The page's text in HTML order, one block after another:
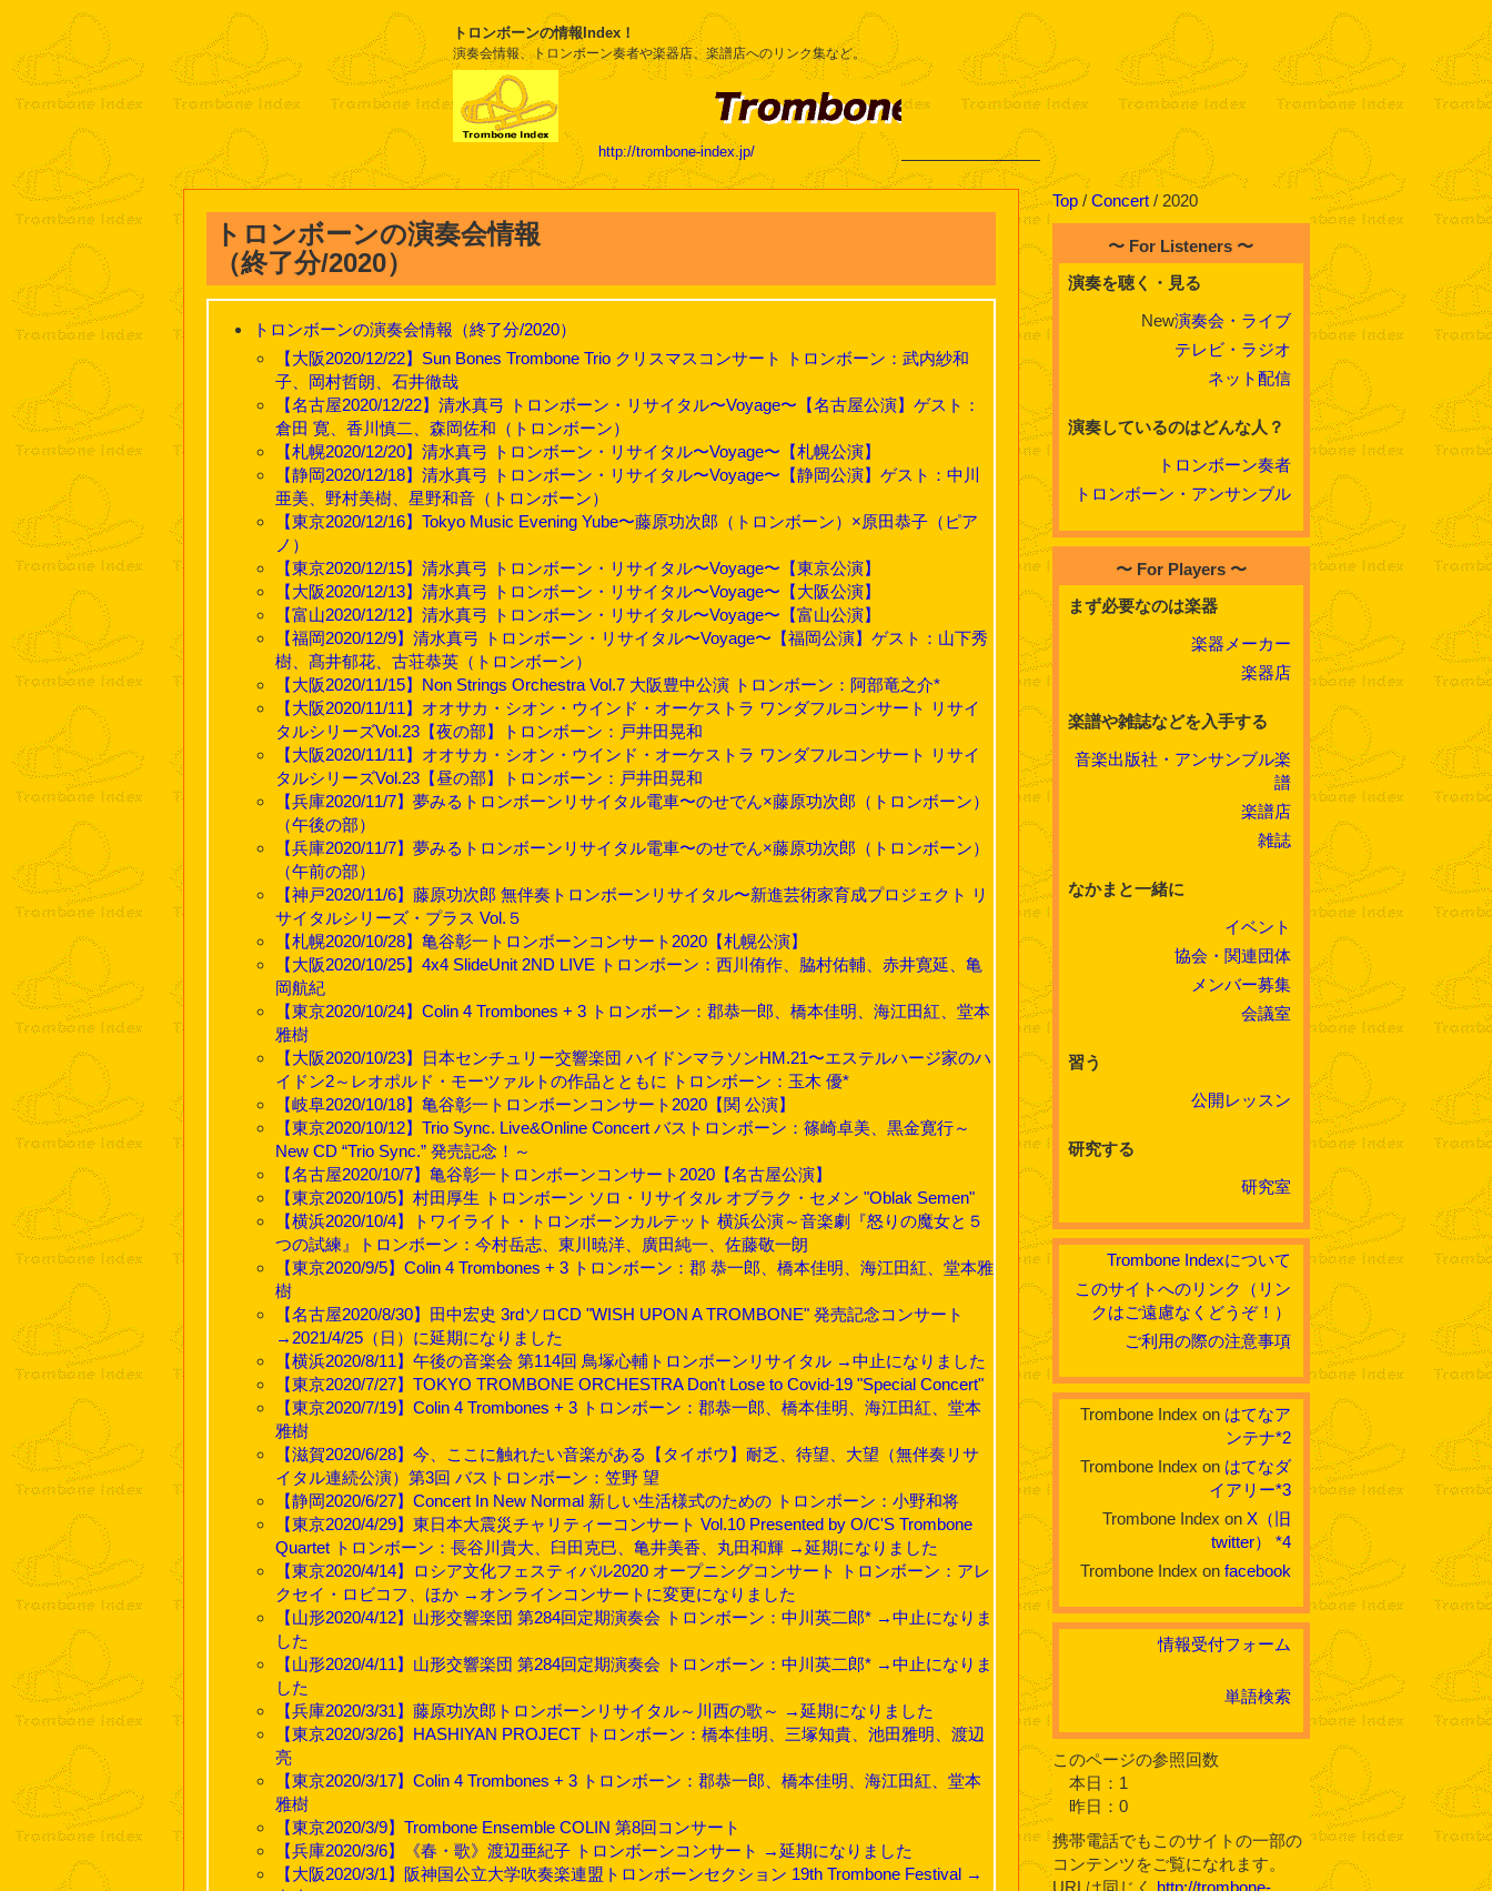
トロンボーンの情報Index！
演奏会情報、トロンボーン奏者や楽器店、楽譜店へのリンク集など。
http://trombone-index.jp/
トロンボーンの演奏会情報
（終了分/2020）
トロンボーンの演奏会情報（終了分/2020）
【大阪2020/12/22】Sun Bones Trombone Trio クリスマスコンサート トロンボーン：武内紗和
子、岡村哲朗、石井徹哉
【名古屋2020/12/22】清水真弓 トロンボーン・リサイタル〜Voyage〜【名古屋公演】ゲスト：
倉田 寛、香川慎二、森岡佐和（トロンボーン）
【札幌2020/12/20】清水真弓 トロンボーン・リサイタル〜Voyage〜【札幌公演】
【静岡2020/12/18】清水真弓 トロンボーン・リサイタル〜Voyage〜【静岡公演】ゲスト：中川
亜美、野村美樹、星野和音（トロンボーン）
【東京2020/12/16】Tokyo Music Evening Yube〜藤原功次郎（トロンボーン）×原田恭子（ピア
ノ）
【東京2020/12/15】清水真弓 トロンボーン・リサイタル〜Voyage〜【東京公演】
【大阪2020/12/13】清水真弓 トロンボーン・リサイタル〜Voyage〜【大阪公演】
【富山2020/12/12】清水真弓 トロンボーン・リサイタル〜Voyage〜【富山公演】
【福岡2020/12/9】清水真弓 トロンボーン・リサイタル〜Voyage〜【福岡公演】ゲスト：山下秀
樹、髙井郁花、古荘恭英（トロンボーン）
【大阪2020/11/15】Non Strings Orchestra Vol.7 大阪豊中公演 トロンボーン：阿部竜之介*
【大阪2020/11/11】オオサカ・シオン・ウインド・オーケストラ ワンダフルコンサート リサイ
タルシリーズVol.23【夜の部】トロンボーン：戸井田晃和
【大阪2020/11/11】オオサカ・シオン・ウインド・オーケストラ ワンダフルコンサート リサイ
タルシリーズVol.23【昼の部】トロンボーン：戸井田晃和
【兵庫2020/11/7】夢みるトロンボーンリサイタル電車〜のせでん×藤原功次郎（トロンボーン）
（午後の部）
【兵庫2020/11/7】夢みるトロンボーンリサイタル電車〜のせでん×藤原功次郎（トロンボーン）
（午前の部）
【神戸2020/11/6】藤原功次郎 無伴奏トロンボーンリサイタル〜新進芸術家育成プロジェクト リ
サイタルシリーズ・プラス Vol.５
【札幌2020/10/28】亀谷彰一トロンボーンコンサート2020【札幌公演】
【大阪2020/10/25】4x4 SlideUnit 2ND LIVE トロンボーン：西川侑作、脇村佑輔、赤井寛延、亀
岡航紀
【東京2020/10/24】Colin 4 Trombones + 3 トロンボーン：郡恭一郎、橋本佳明、海江田紅、堂本
雅樹
【大阪2020/10/23】日本センチュリー交響楽団 ハイドンマラソンHM.21〜エステルハージ家のハ
イドン2～レオポルド・モーツァルトの作品とともに トロンボーン：玉木 優*
【岐阜2020/10/18】亀谷彰一トロンボーンコンサート2020【関 公演】
【東京2020/10/12】Trio Sync. Live&Online Concert バストロンボーン：篠崎卓美、黒金寛行～
New CD “Trio Sync.” 発売記念！～
【名古屋2020/10/7】亀谷彰一トロンボーンコンサート2020【名古屋公演】
【東京2020/10/5】村田厚生 トロンボーン ソロ・リサイタル オブラク・セメン "Oblak Semen"
【横浜2020/10/4】トワイライト・トロンボーンカルテット 横浜公演～音楽劇『怒りの魔女と５
つの試練』トロンボーン：今村岳志、東川暁洋、廣田純一、佐藤敬一朗
【東京2020/9/5】Colin 4 Trombones + 3 トロンボーン：郡 恭一郎、橋本佳明、海江田紅、堂本雅
樹
【名古屋2020/8/30】田中宏史 3rdソロCD "WISH UPON A TROMBONE" 発売記念コンサート
→2021/4/25（日）に延期になりました
【横浜2020/8/11】午後の音楽会 第114回 鳥塚心輔トロンボーンリサイタル →中止になりました
【東京2020/7/27】TOKYO TROMBONE ORCHESTRA Don't Lose to Covid-19 "Special Concert"
【東京2020/7/19】Colin 4 Trombones + 3 トロンボーン：郡恭一郎、橋本佳明、海江田紅、堂本
雅樹
【滋賀2020/6/28】今、ここに触れたい音楽がある【タイボウ】耐乏、待望、大望（無伴奏リサ
イタル連続公演）第3回 バストロンボーン：笠野 望
【静岡2020/6/27】Concert In New Normal 新しい生活様式のための トロンボーン：小野和将
【東京2020/4/29】東日本大震災チャリティーコンサート Vol.10 Presented by O/C'S Trombone
Quartet トロンボーン：長谷川貴大、臼田克巳、亀井美香、丸田和輝 →延期になりました
【東京2020/4/14】ロシア文化フェスティバル2020 オープニングコンサート トロンボーン：アレ
クセイ・ロビコフ、ほか →オンラインコンサートに変更になりました
【山形2020/4/12】山形交響楽団 第284回定期演奏会 トロンボーン：中川英二郎* →中止になりま
した
【山形2020/4/11】山形交響楽団 第284回定期演奏会 トロンボーン：中川英二郎* →中止になりま
した
【兵庫2020/3/31】藤原功次郎トロンボーンリサイタル～川西の歌～ →延期になりました
【東京2020/3/26】HASHIYAN PROJECT トロンボーン：橋本佳明、三塚知貴、池田雅明、渡辺
亮
【東京2020/3/17】Colin 4 Trombones + 3 トロンボーン：郡恭一郎、橋本佳明、海江田紅、堂本
雅樹
【東京2020/3/9】Trombone Ensemble COLIN 第8回コンサート
【兵庫2020/3/6】《春・歌》渡辺亜紀子 トロンボーンコンサート →延期になりました
【大阪2020/3/1】阪神国公立大学吹奏楽連盟トロンボーンセクション 19th Trombone Festival →
Top /Concert / 2020
〜 For Listeners 〜
演奏を聴く・見る
New演奏会・ライブ
テレビ・ラジオ
ネット配信
演奏しているのはどんな人？
トロンボーン奏者
トロンボーン・アンサンブル
〜 For Players 〜
まず必要なのは楽器
楽器メーカー
楽器店
楽譜や雑誌などを入手する
音楽出版社・アンサンブル楽
譜
楽譜店
雑誌
なかまと一緒に
イベント
協会・関連団体
メンバー募集
会議室
習う
公開レッスン
研究する
研究室
Trombone Indexについて
このサイトへのリンク（リン
クはご遠慮なくどうぞ！）
ご利用の際の注意事項
Trombone Index on はてなア
ンテナ*2
Trombone Index on はてなダ
イアリー*3
Trombone Index onX（旧
twitter）
*4
Trombone Index onfacebook
情報受付フォーム
単語検索
このページの参照回数
本日：1
昨日：0
携帯電話でもこのサイトの一部の
コンテンツをご覧になれます。
URLは同じく http://trombone-